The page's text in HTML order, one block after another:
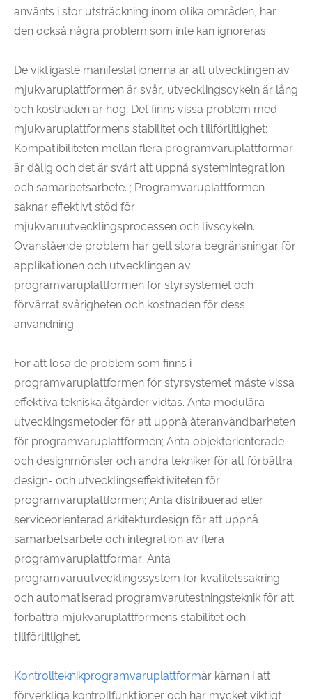
använts i stor utsträckning inom olika områden, har
den också några problem som inte kan ignoreras.
De viktigaste manifestationerna är att utvecklingen av
mjukvaruplattformen är svår, utvecklingscykeln är lång
och kostnaden är hög; Det finns vissa problem med
mjukvaruplattformens stabilitet och tillförlitlighet;
Kompatibiliteten mellan flera programvaruplattformar
är dålig och det är svårt att uppnå systemintegration
och samarbetsarbete. ; Programvaruplattformen
saknar effektivt stöd för
mjukvaruutvecklingsprocessen och livscykeln.
Ovanstående problem har gett stora begränsningar för
applikationen och utvecklingen av
programvaruplattformen för styrsystemet och
förvärrat svårigheten och kostnaden för dess
användning.
För att lösa de problem som finns i
programvaruplattformen för styrsystemet måste vissa
effektiva tekniska åtgärder vidtas. Anta modulära
utvecklingsmetoder för att uppnå återanvändbarheten
för programvaruplattformen; Anta objektorienterade
och designmönster och andra tekniker för att förbättra
design- och utvecklingseffektiviteten för
programvaruplattformen; Anta distribuerad eller
serviceorienterad arkitekturdesign för att uppnå
samarbetsarbete och integration av flera
programvaruplattformar; Anta
programvaruutvecklingssystem för kvalitetssäkring
och automatiserad programvarutestningsteknik för att
förbättra mjukvaruplattformens stabilitet och
tillförlitlighet.
Kontrollteknikprogramvaruplattformär kärnan i att
förverkliga kontrollfunktioner och har mycket viktigt